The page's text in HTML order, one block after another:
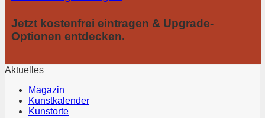
Jetzt kostenfrei eintragen & Upgrade-
Optionen entdecken.
Aktuelles
Magazin
Kunstkalender
Kunstorte